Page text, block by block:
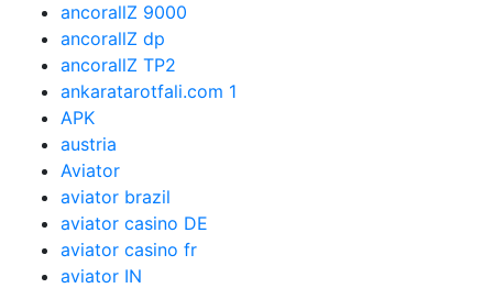
ancorallZ 9000
ancorallZ dp
ancorallZ TP2
ankaratarotfali.com 1
APK
austria
Aviator
aviator brazil
aviator casino DE
aviator casino fr
aviator IN